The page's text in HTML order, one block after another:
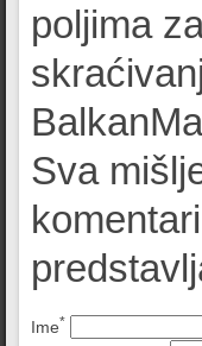
poljima
Sva
Ime*